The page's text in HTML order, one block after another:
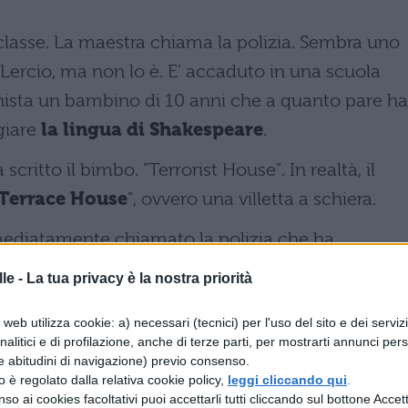
- La tua privacy è la nostra priorità
utilizza cookie: a) necessari (tecnici) per l'uso del sito e dei
e di profilazione, anche di terze parti, per mostrarti annunci
abitudini di navigazione) previo consenso.
è regolato dalla relativa cookie policy, leggi cliccando qui
ai cookies facoltativi puoi accettarli tutti cliccando sul bottone
La maestra chiama la polizia. Sembra uno
ma non lo è. E' accaduto in una scuola
un bambino di 10 anni che a quanto pare ha
la lingua di Shakespeare.
scritto il bimbo. "Terrorist House". In realtà, il
House", ovvero una villetta a schiera.
chiamato la polizia che ha
avvenuto il 7 dicembre scorso
chiariti. Ilbambinomeriterà magari un cattivo
di terrorismo.